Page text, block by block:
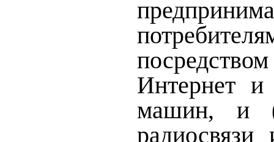
Интернет
машин, и